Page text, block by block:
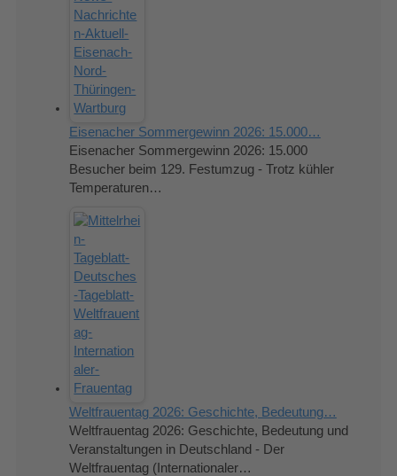
Eisenacher Sommergewinn 2026: 15.000…
Eisenacher Sommergewinn 2026: 15.000
Besucher beim 129. Festumzug - Trotz kühler
Temperaturen…
Weltfrauentag 2026: Geschichte, Bedeutung…
Weltfrauentag 2026: Geschichte, Bedeutung und
Veranstaltungen in Deutschland - Der
Weltfrauentag (Internationaler…